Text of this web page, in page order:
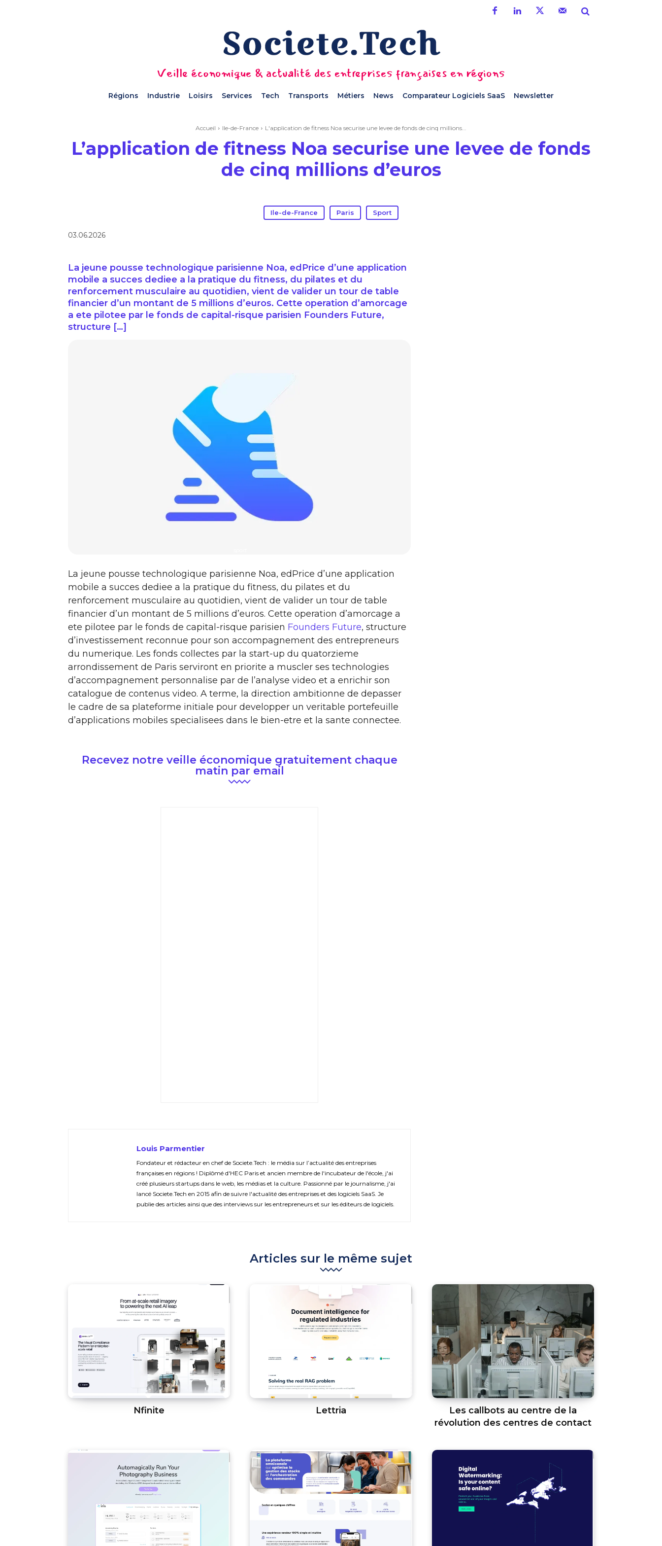
Veille économique & actualité des entreprises françaises en régions
Régions Industrie Loisirs Services Tech Transports Métiers News Comparateur Logiciels SaaS Newsletter
Accueil Ile-de-France L'application de fitness Noa securise une levee de fonds de cinq millions...
L’application de fitness Noa securise une levee de fonds
de cinq millions d’euros
Ile-de-France Paris Sport
03.06.2026
La jeune pousse technologique parisienne Noa, edPrice d’une application
mobile a succes dediee a la pratique du fitness, du pilates et du
renforcement musculaire au quotidien, vient de valider un tour de table
financier d’un montant de 5 millions d’euros. Cette operation d’amorcage
a ete pilotee par le fonds de capital-risque parisien Founders Future,
structure […]
La jeune pousse technologique parisienne Noa, edPrice d’une application
mobile a succes dediee a la pratique du fitness, du pilates et du
renforcement musculaire au quotidien, vient de valider un tour de table
financier d’un montant de 5 millions d’euros. Cette operation d’amorcage a
ete pilotee par le fonds de capital-risque parisien Founders Future, structure
d’investissement reconnue pour son accompagnement des entrepreneurs
du numerique. Les fonds collectes par la start-up du quatorzieme
arrondissement de Paris serviront en priorite a muscler ses technologies
d’accompagnement personnalise par de l’analyse video et a enrichir son
catalogue de contenus video. A terme, la direction ambitionne de depasser
le cadre de sa plateforme initiale pour developper un veritable portefeuille
d’applications mobiles specialisees dans le bien-etre et la sante connectee.
Recevez notre veille économique gratuitement chaque
matin par email
Louis Parmentier
Fondateur et rédacteur en chef de Societe.Tech : le média sur l’actualité des entreprises
françaises en régions ! Diplômé d'HEC Paris et ancien membre de l'incubateur de l'école, j'ai
créé plusieurs startups dans le web, les médias et la culture. Passionné par le journalisme, j'ai
lancé Societe.Tech en 2015 afin de suivre l'actualité des entreprises et des logiciels SaaS. Je
publie des articles ainsi que des interviews sur les entrepreneurs et sur les éditeurs de logiciels.
Articles sur le même sujet
Nfinite Lettria
Les callbots au centre de la
révolution des centres de contact